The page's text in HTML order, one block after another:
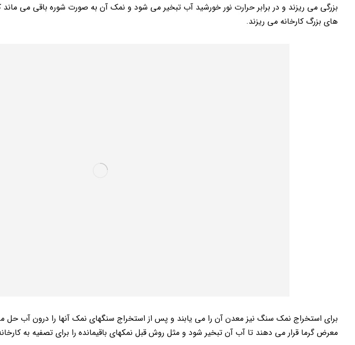
بزرگی می ریزند و در برابر حرارت نور خورشید آب تبخیر می شود و نمک آن به صورت شوره باقی می ماند
های بزرگ کارخانه می ریزند.
برای استخراج نمک سنگ نیز معدن آن را می یابند و پس از استخراج سنگهای نمک آنها را درون آب حل
معرض گرما قرار می دهند تا آب آن تبخیر شود و مثل روش قبل نمکهای باقیمانده را برای تصفیه به